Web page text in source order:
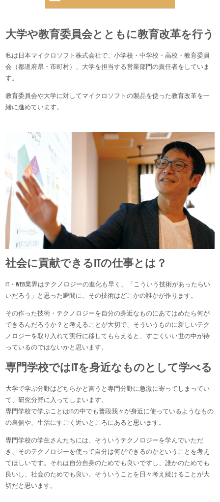
大学や教育委員会とともに教育改革を行う
私は日本マイクロソフト株式会社で、小学校・中学校・高校・教育委員
会（都道府県・市町村）、大学を担当する営業部門の責任者をしていま
す。
教育委員会や大学に対してマイクロソフトの製品を使った教育改革を一
緒に進めています。
社会に貢献できるITの仕事とは？
IT・WEB業界はテクノロジーの進化も早く、「こういう技術があったらい
いだろう」と思った瞬間に、その技術はどこかの誰かが作ります。
その作った技術・テクノロジーを自分の身近なものにあてはめたら何が
できるんだろうか？と考えることが大切で、そういうものに新しいテク
ノロジーを取り入れて実行に移してもらえると、すごくいい世の中が待
っているのではないかと思います。
専門学校ではITを身近なものとして学べる
大学で学ぶ分野はどちらかと言うと専門分野に急激に寄ってしまってい
て、研究分野に入ってしまいます。
専門学校で学ぶことはITの中でも普段我々が身近に使っているようなもの
の裏側や、生活にすごく近いところにあると思います。
専門学校の学生さんたちには、そういうテクノロジーを学んでいただ
き、そのテクノロジーを使って自分は何ができるのかということを考え
てほしいです。それは自分自身のためでも良いですし、誰かのためでも
良いし、社会のためでも良い。そういうことを日々考え続けることが大
切だと思います。